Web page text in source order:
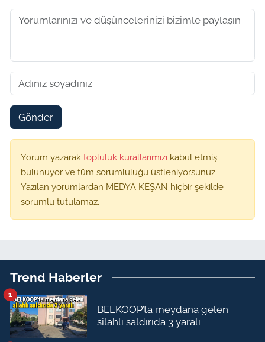
Gönder
Yorum yazarak topluluk kurallarımızı kabul etmiş
bulunuyor ve tüm sorumluluğu üstleniyorsunuz.
Yazılan yorumlardan MEDYA KEŞAN hiçbir şekilde
sorumlu tutulamaz.
Trend Haberler
BELKOOP’ta meydana gelen
silahlı saldırıda 3 yaralı
1